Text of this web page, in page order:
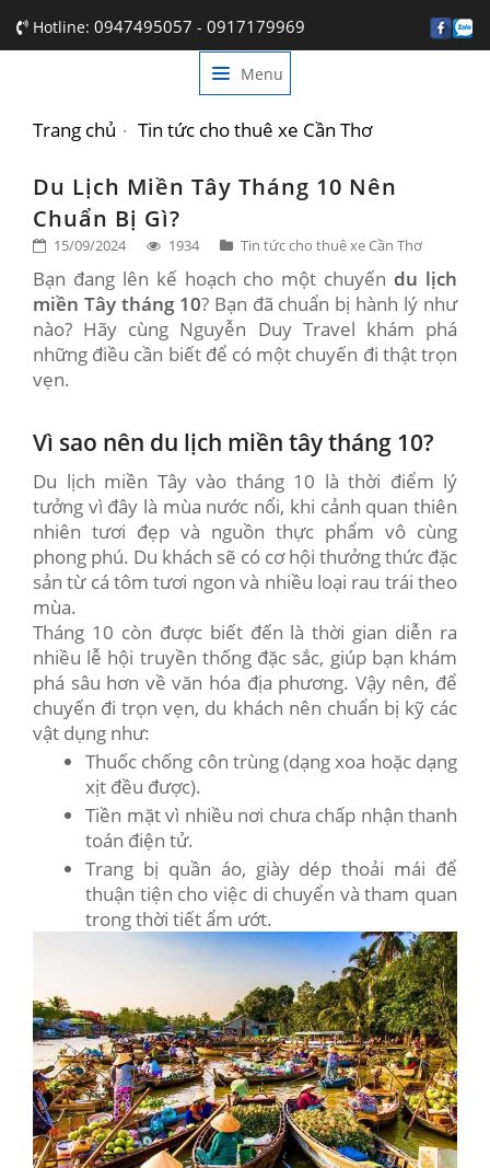
Hotline: 0947495057 - 0917179969
Menu
GIỚI THIỆU
DỊCH VỤ
BẢNG GIÁ
TIN TỨC
LIÊN HỆ
Trang chủ Tin tức cho thuê xe Cần Thơ
Du Lịch Miền Tây Tháng 10 Nên
Chuẩn Bị Gì?
15/09/2024 1934 Tin tức cho thuê xe Cần Thơ
Bạn đang lên kế hoạch cho một chuyến du lịch
miền Tây tháng 10? Bạn đã chuẩn bị hành lý như
nào? Hãy cùng Nguyễn Duy Travel khám phá
những điều cần biết để có một chuyến đi thật trọn
vẹn.
Vì sao nên du lịch miền tây tháng 10?
Du lịch miền Tây vào tháng 10 là thời điểm lý
tưởng vì đây là mùa nước nổi, khi cảnh quan thiên
nhiên tươi đẹp và nguồn thực phẩm vô cùng
phong phú. Du khách sẽ có cơ hội thưởng thức đặc
sản từ cá tôm tươi ngon và nhiều loại rau trái theo
mùa.
Tháng 10 còn được biết đến là thời gian diễn ra
nhiều lễ hội truyền thống đặc sắc, giúp bạn khám
phá sâu hơn về văn hóa địa phương. Vậy nên, để
chuyến đi trọn vẹn, du khách nên chuẩn bị kỹ các
vật dụng như:
Thuốc chống côn trùng (dạng xoa hoặc dạng
xịt đều được).
Tiền mặt vì nhiều nơi chưa chấp nhận thanh
toán điện tử.
Trang bị quần áo, giày dép thoải mái để
thuận tiện cho việc di chuyển và tham quan
trong thời tiết ẩm ướt.